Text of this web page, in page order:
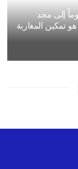
إلى مجد
تمكين المغاربة